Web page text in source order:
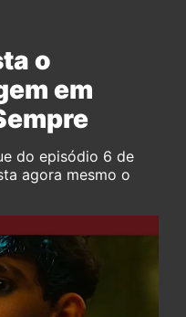
o
em
do episódio 6 de
agora mesmo o